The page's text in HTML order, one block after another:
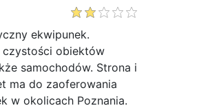
ekwipunek.
czystości obiektów
samochodów. Strona i
ma do zaoferowania
w okolicach Poznania.